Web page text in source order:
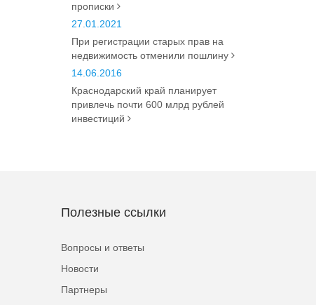
прописки
27.01.2021
При регистрации старых прав на
недвижимость отменили пошлину
14.06.2016
Краснодарский край планирует
привлечь почти 600 млрд рублей
инвестиций
Полезные ссылки
Вопросы и ответы
Новости
Партнеры